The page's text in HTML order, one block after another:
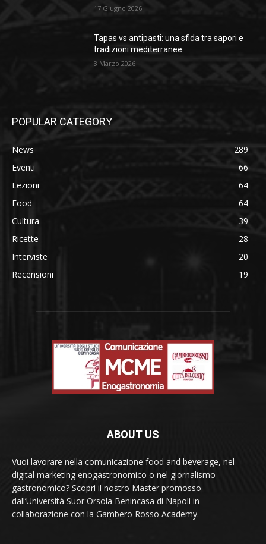
17 Giugno 2026
Tapas vs antipasti: una sfida tra sapori e
tradizioni mediterranee
3 Marzo 2026
POPULAR CATEGORY
News
289
Eventi
66
Lezioni
64
Food
64
Cultura
39
Ricette
28
Interviste
20
Recensioni
19
ABOUT US
Vuoi lavorare nella comunicazione food and beverage, nel
digital marketing enogastronomico o nel giornalismo
gastronomico? Scopri il nostro Master promosso
dall’Università Suor Orsola Benincasa di Napoli in
collaborazione con la Gambero Rosso Academy.